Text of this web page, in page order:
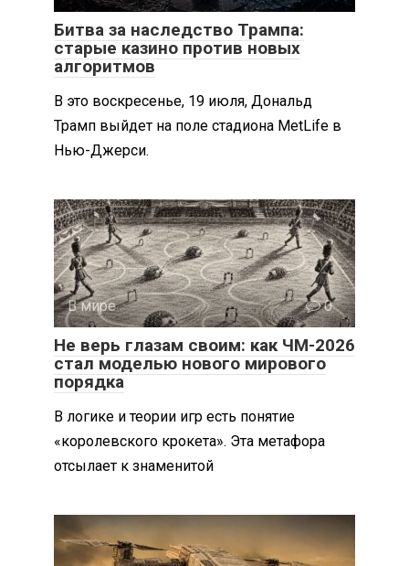
Битва за наследство Трампа:
старые казино против новых
алгоритмов
В это воскресенье, 19 июля, Дональд
Трамп выйдет на поле стадиона MetLife в
Нью-Джерси.
В мире 0
Не верь глазам своим: как ЧМ-2026
стал моделью нового мирового
порядка
В логике и теории игр есть понятие
«королевского крокета». Эта метафора
отсылает к знаменитой